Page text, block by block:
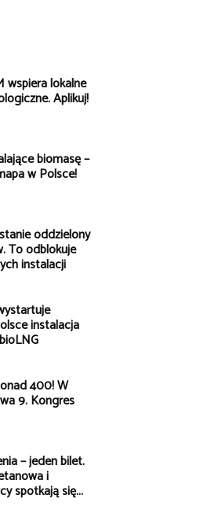
wspiera lokalne
Aplikuj!
biomasę –
w Polsce!
oddzielony
To odblokuje
instalacji
instalacja
400! W
9. Kongres
– jeden bilet.
i
spotkają się...